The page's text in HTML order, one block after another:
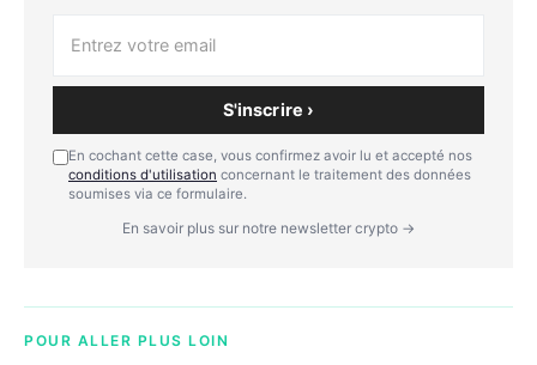
S'inscrire ›
En cochant cette case, vous confirmez avoir lu et accepté nos
conditions d'utilisation concernant le traitement des données
soumises via ce formulaire.
En savoir plus sur notre newsletter crypto →
POUR ALLER PLUS LOIN